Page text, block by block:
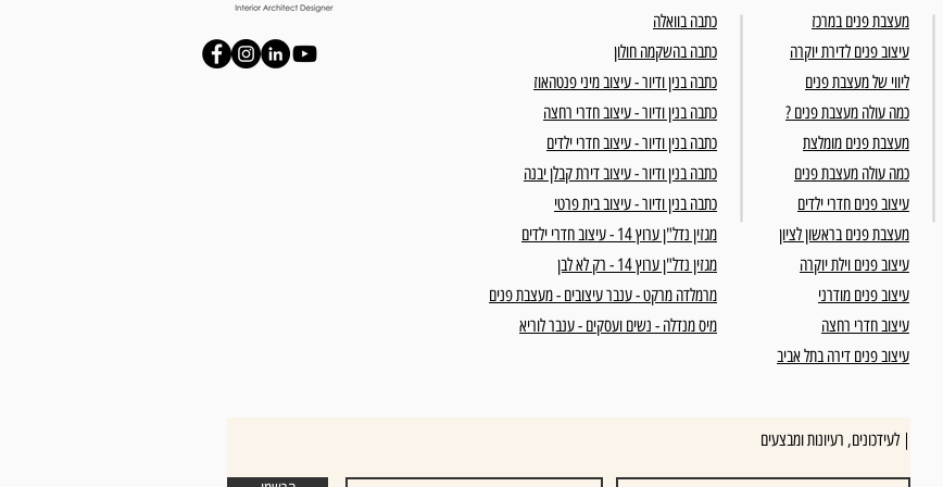
כתבה בוואלה
כתבה בהשקמה חולון
כתבה בנין ודיור - עיצוב מיני פנטהאוז
כתבה בנין ודיור - עיצוב חדרי רחצה
כתבה בנין ודיור - עיצוב חדרי ילדים
כתבה בנין ודיור - עיצוב דירת קבלן יבנה
כתבה בנין ודיור - עיצוב בית פרטי
מגזין נדל"ן ערוץ 14 - עיצוב חדרי ילדים
מגזין נדל"ן ערוץ 14 - רק לא לבן
מרמלדה מרקט - ענבר עיצובים - מעצבת פנים
מיס מנדלה - נשים ועסקים - ענבר לוריא
מעצבת פנים במרכז
עיצוב פנים לדירת יוקרה
ליווי של מעצבת פנים
כמה עולה מעצבת פנים ?
מעצבת פנים מומלצת
כמה עולה מעצבת פנים
עיצוב פנים חדרי ילדים
מעצבת פנים בראשון לציון
עיצוב פנים וילת יוקרה
עיצוב פנים מודרני
עיצוב חדרי רחצה
עיצוב פנים דירה בתל אביב